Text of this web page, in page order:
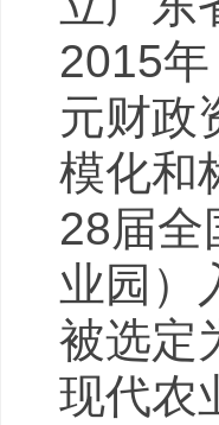
2015
元财政
模化和
28届全
业园）
被选定
现代农